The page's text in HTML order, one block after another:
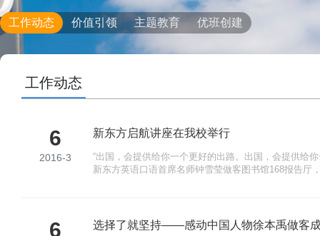
工作动态 价值引领 主题教育 优班创建
工作动态
6
2016-3
新东方启航讲座在我校举行
“出国，会提供给你一个更好的出路。出国，会提供给
新东方英语口语首席名师钟雪莹做客图书馆168报告厅
6 选择了就坚持——感动中国人物徐本禹做客